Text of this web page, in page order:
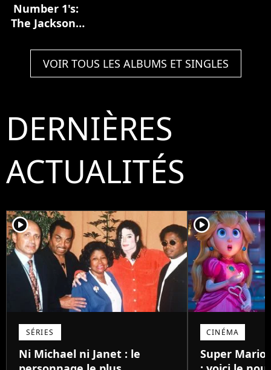
Number 1's:
The Jacksons
VOIR TOUS LES ALBUMS ET SINGLES
DERNIÈRES
ACTUALITÉS
player2
SÉRIES
Ni Michael ni Janet : le
player2
CINÉMA
Super Mario